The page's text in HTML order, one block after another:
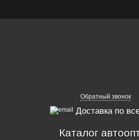
Обратный звонок
Доставка по
Каталог